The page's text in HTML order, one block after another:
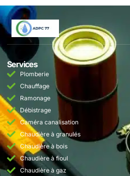
Services
Plomberie
Chauffage
Ramonage
Débistrage
Caméra canalisation
Chaudière à granulés
Chaudière à bois
Chaudière à fioul
Chaudière à gaz